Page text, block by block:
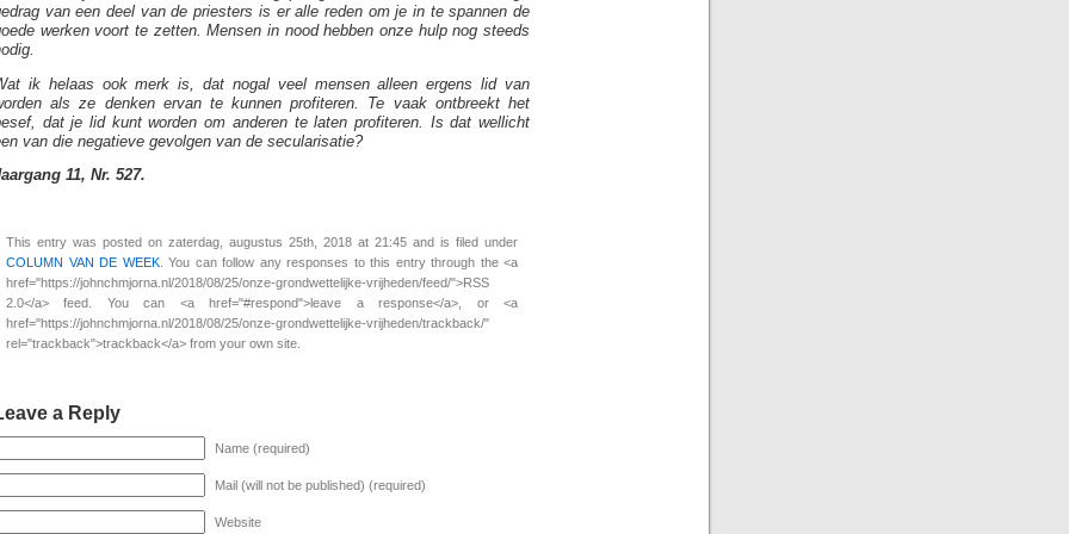
van een deel van de priesters is er alle reden om je in te spannen de
werken voort te zetten. Mensen in nood hebben onze hulp nog steeds
ik helaas ook merk is, dat nogal veel mensen alleen ergens lid van
als ze denken ervan te kunnen profiteren. Te vaak ontbreekt het
dat je lid kunt worden om anderen te laten profiteren. Is dat wellicht
van die negatieve gevolgen van de secularisatie?
11, Nr. 527.
This entry was posted on zaterdag, augustus 25th, 2018 at 21:45 and is filed under
COLUMN VAN DE WEEK. You can follow any responses to this entry through the <a
href="https://johnchmjorna.nl/2018/08/25/onze-grondwettelijke-vrijheden/feed/">RSS
2.0</a> feed. You can <a href="#respond">leave a response</a>, or <a
href="https://johnchmjorna.nl/2018/08/25/onze-grondwettelijke-vrijheden/trackback/"
rel="trackback">trackback</a> from your own site.
a Reply
Name (required)
Mail (will not be published) (required)
Website